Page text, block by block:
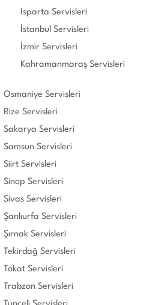
Isparta Servisleri
İstanbul Servisleri
İzmir Servisleri
Kahramanmaraş Servisleri
Osmaniye Servisleri
Rize Servisleri
Sakarya Servisleri
Samsun Servisleri
Siirt Servisleri
Sinop Servisleri
Sivas Servisleri
Şanlıurfa Servisleri
Şırnak Servisleri
Tekirdağ Servisleri
Tokat Servisleri
Trabzon Servisleri